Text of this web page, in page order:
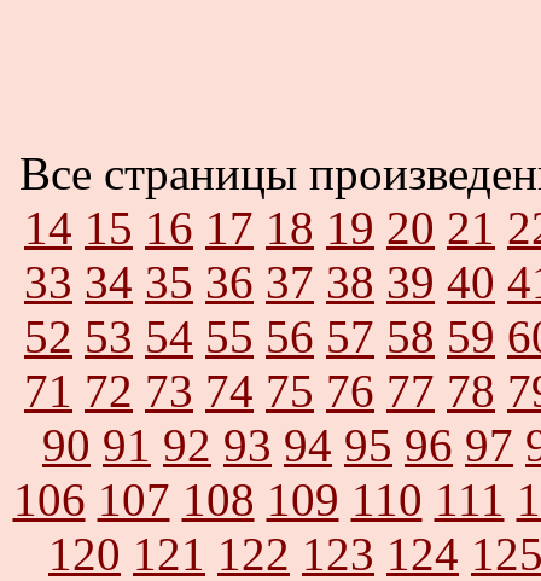
Все страницы
14 15 16 17 18 19 20 21
33 34 35 36 37 38 39 40
52 53 54 55 56 57 58 59
71 72 73 74 75 76 77 78
90 91 92 93 94 95 96 97
106 107 108 109 110 111
120 121 122 123 124